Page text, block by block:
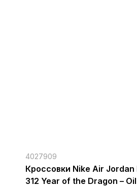
4027909
Кроссовки Nike Air Jordan
312 Year of the Dragon –